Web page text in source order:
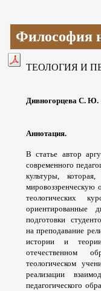
Философия
ТЕОЛОГИЯ И
Дивногорцева С. Ю.
Аннотация.
В статье автор
современного
культуры, которая,
мировоззренческую
теологических
ориентированные
подготовки
напреподавание
истории и
отечественном
теологическом
реализации
педагогического